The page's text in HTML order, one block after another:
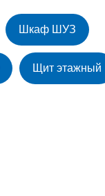
Шкаф ШУЗ
Щит этажный